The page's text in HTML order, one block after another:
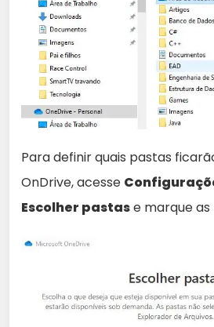
Para definir quais pastas
OnDrive, acesse
Escolher pastase marque as